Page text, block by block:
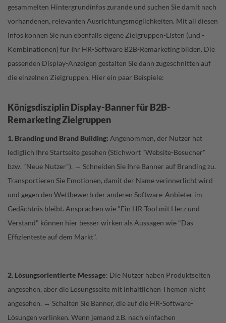
gesammelten Hintergrundinfos zurande und suchen Sie damit nach
vorhandenen, relevanten Ausrichtungsmöglichkeiten. Mit all diesen
Infos können Sie nun ebenfalls eigene Zielgruppen-Listen (und -
Kombinationen) für Ihr HR-Software B2B-Remarketing bilden. Die
passenden Display-Anzeigen gestalten Sie dann zugeschnitten auf
die einzelnen Zielgruppen. Hier ein paar Beispiele:
Königsdisziplin Display-Banner für B2B-
Remarketing Zielgruppen
1. Branding und Brand Building: Angenommen, der Nutzer hat
lediglich Ihre Startseite gesehen (Stichwort "Website-Besucher"
bzw. "Neue Nutzer"). → Schneiden Sie Ihre Banner auf Branding zu.
Transportieren Sie Emotionen, damit der Name verinnerlicht wird
und gegen den Wettbewerb der anderen Software-Anbieter im
Gedächtnis bleibt. Ansprachen wie "Ein HR-Tool mit Herz und
Verstand" können hier besser wirken als Aussagen wie "Das
Effizienteste auf dem Markt".
2. Lösungsorientierte Message: Die Nutzer haben Produktseiten
angesehen, aber die Lösungsseite mit inhaltlichen Themen nicht
angesehen. → Schalten Sie Banner, die auf die HR-Software-
Lösungen verlinken. Wenn jemand z.B. nach einfachen